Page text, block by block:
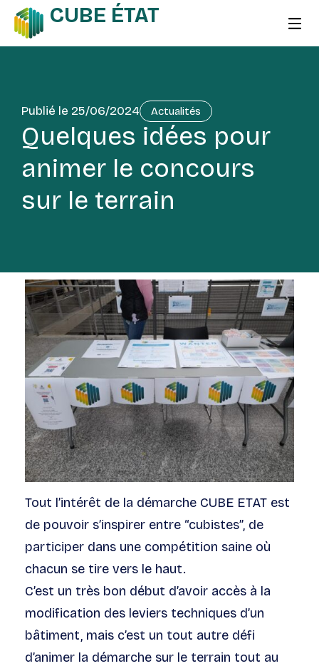
CUBE ÉTAT
Publié le 25/06/2024 Actualités
Quelques idées pour
animer le concours
sur le terrain
Tout l’intérêt de la démarche CUBE ETAT est
de pouvoir s’inspirer entre “cubistes”, de
participer dans une compétition saine où
chacun se tire vers le haut.
C’est un très bon début d’avoir accès à la
modification des leviers techniques d’un
bâtiment, mais c’est un tout autre défi
d’animer la démarche sur le terrain tout au